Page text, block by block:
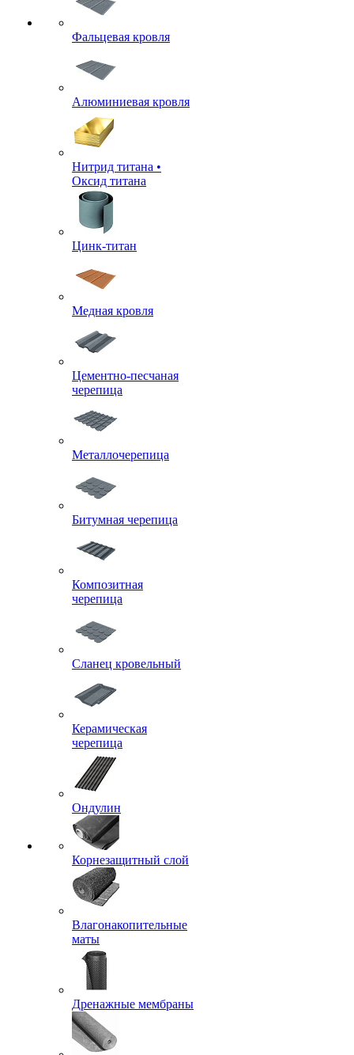
Фальцевая кровля
Алюминиевая кровля
Нитрид титана •
Оксид титана
Цинк-титан
Медная кровля
Цементно-песчаная
черепица
Металлочерепица
Битумная черепица
Композитная
черепица
Сланец кровельный
Керамическая
черепица
Ондулин
Корнезащитный слой
Влагонакопительные
маты
Дренажные мембраны